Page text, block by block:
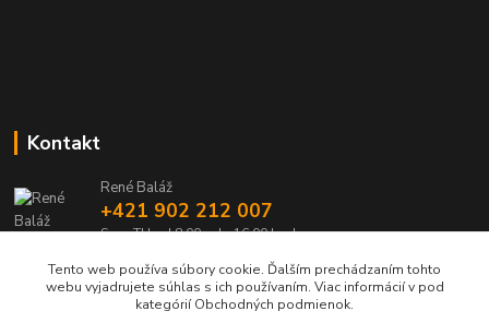
Kontakt
René Baláž
+421 902 212 007
Sme TU od 8:00 - do 16:00 hod
info@kotlik.sk
Tento web používa súbory cookie. Ďalším prechádzaním tohto
webu vyjadrujete súhlas s ich používaním. Viac informácií v pod
kategórií Obchodných podmienok.